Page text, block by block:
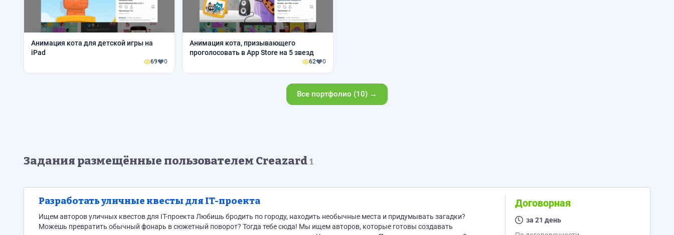
Анимация кота для детской игры на
iPad
69 0
Анимация кота, призывающего
проголосовать в App Store на 5 звезд
62 0
Все портфолио (10) →
Задания размещённые пользователем Creazard 1
Разработать уличные квесты для IT-проекта
Ищем авторов уличных квестов для IT-проекта Любишь бродить по городу, находить необычные места и придумывать загадки?
Можешь превратить обычный фонарь в сюжетный поворот? Тогда тебе сюда! Мы ищем авторов, которые готовы создавать
Договорная
за 21 день